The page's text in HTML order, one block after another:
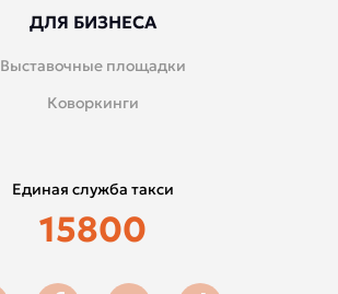
ДЛЯ БИЗНЕСА
Выставочные площадки
Коворкинги
Единая служба такси
15800